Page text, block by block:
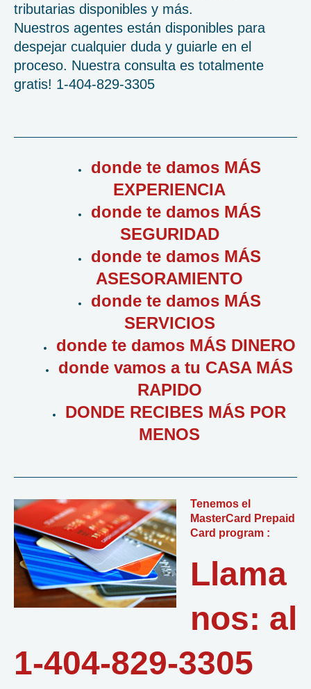
tributarias disponibles y más.
Nuestros agentes están disponibles para
despejar cualquier duda y guiarle en el
proceso. Nuestra consulta es totalmente
gratis! 1-404-829-3305
donde te damos MÁS
EXPERIENCIA
donde te damos MÁS
SEGURIDAD
donde te damos MÁS
ASESORAMIENTO
donde te damos MÁS
SERVICIOS
donde te damos MÁS DINERO
donde vamos a tu CASA MÁS
RAPIDO
DONDE RECIBES MÁS POR
MENOS
Tenemos el
MasterCard Prepaid
Card program :
Llama
nos: al
1-404-829-3305